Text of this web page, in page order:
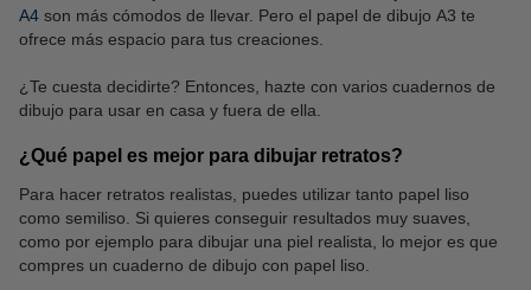
A4 son más cómodos de llevar. Pero el papel de dibujo A3 te
ofrece más espacio para tus creaciones.
¿Te cuesta decidirte? Entonces, hazte con varios cuadernos de
dibujo para usar en casa y fuera de ella.
¿Qué papel es mejor para dibujar retratos?
Para hacer retratos realistas, puedes utilizar tanto papel liso
como semiliso. Si quieres conseguir resultados muy suaves,
como por ejemplo para dibujar una piel realista, lo mejor es que
compres un cuaderno de dibujo con papel liso.